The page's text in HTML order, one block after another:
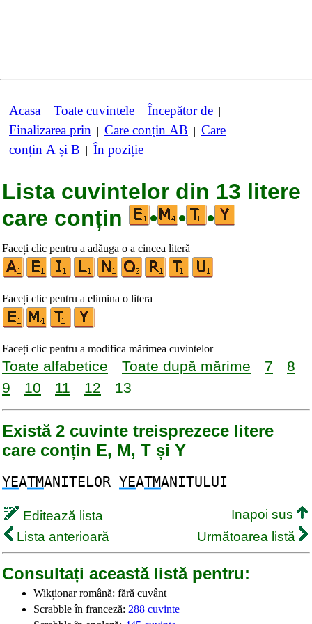
Acasa | Toate cuvintele | Începător de |
Finalizarea prin | Care conțin AB | Care
conțin A și B | În poziție
Lista cuvintelor din 13 litere
care conțin
• • •
Faceți clic pentru a adăuga o a cincea literă
Faceți clic pentru a elimina o litera
Faceți clic pentru a modifica mărimea cuvintelor
Toate alfabetice Toate după mărime 7
8
9
10 11 12 13
Există 2 cuvinte treisprezece litere
care conțin E, M, T și Y
YEATMANITELOR YEATMANITULUI
Editează lista
Inapoi sus
Lista anterioară
Următoarea listă
Consultați această listă pentru:
Wikționar română: fără cuvânt
Scrabble în franceză: 288 cuvinte